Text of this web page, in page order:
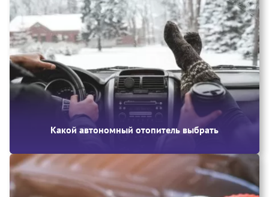
Какой автономный отопитель выбрать